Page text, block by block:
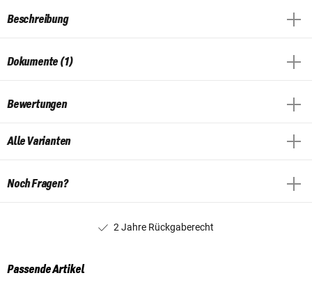
Beschreibung
Dokumente (1)
Bewertungen
Alle Varianten
Noch Fragen?
2 Jahre Rückgaberecht
Passende Artikel